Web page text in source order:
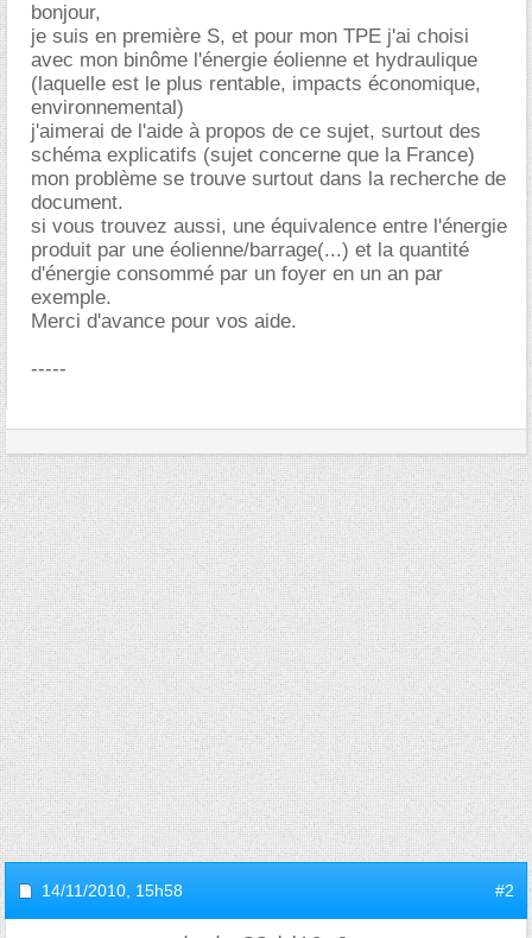
bonjour,
je suis en première S, et pour mon TPE j'ai choisi
avec mon binôme l'énergie éolienne et hydraulique
(laquelle est le plus rentable, impacts économique,
environnemental)
j'aimerai de l'aide à propos de ce sujet, surtout des
schéma explicatifs (sujet concerne que la France)
mon problème se trouve surtout dans la recherche de
document.
si vous trouvez aussi, une équivalence entre l'énergie
produit par une éolienne/barrage(...) et la quantité
d'énergie consommé par un foyer en un an par
exemple.
Merci d'avance pour vos aide.
-----
14/11/2010, 15h58 #2